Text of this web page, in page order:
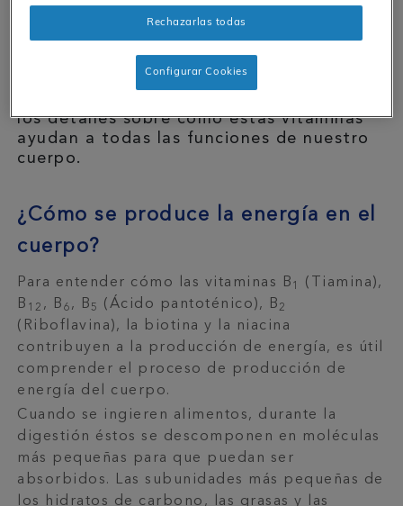
pantoténico, Riboflavina).2
Aunque cada una de ellas tiene una
función concreta, todas trabajan juntas
para que todo funcione de la mejor
los detalles sobre cómo estas vitaminas
ayudan a todas las funciones de nuestro
cuerpo.
¿Cómo se produce la energía en el
cuerpo?
Para entender cómo las vitaminas B 1
(Tiamina),
B 12 , B 6 , B 5 (Ácido pantoténico), B2
(Riboflavina), la biotina y la niacina
contribuyen a la producción de energía, es útil
comprender el proceso de producción de
energía del cuerpo.
Cuando se ingieren alimentos, durante la
digestión éstos se descomponen en moléculas
más pequeñas para que puedan ser
absorbidos. Las subunidades más pequeñas de
los hidratos de carbono, las grasas y las
Rechazarlas todas
Configurar Cookies